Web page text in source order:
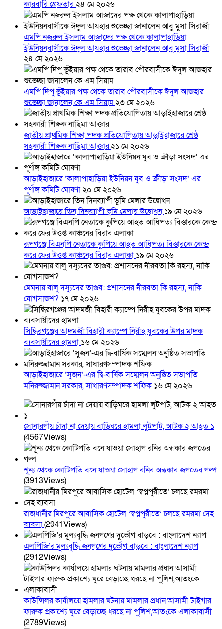
কারবারি গ্রেফতার২৪ মে ২০২৬
এমপি নজরুল ইসলাম আজাদের পক্ষ থেকে কালাপাহাড়িয়া
ইউনিয়নবাসীকে ঈদুল আযহার শুভেচ্ছা জানালেন আবু মুসা সিরাজী
২৪ মে ২০২৬
এমপি দিপু ভূঁইয়ার পক্ষ থেকে তারাব পৌরবাসীকে ঈদুল আজহার
শুভেচ্ছা জানালেন কে এম সিয়াম২৩ মে ২০২৬
জাতীয় প্রাথমিক শিক্ষা পদক প্রতিযোগিতায় আড়াইহাজারে শ্রেষ্ঠ
সহকারী শিক্ষক নাছিমা আক্তার২১ মে ২০২৬
আড়াইহাজারে ‘কালাপাহাড়িয়া ইউনিয়ন যুব ও ক্রীড়া সংসদ’ এর
পূর্ণাঙ্গ কমিটি ঘোষণা২০ মে ২০২৬
আড়াইহাজারে তিন দিনব্যাপী ভূমি মেলার উদ্বোধন১৯ মে ২০২৬
রূপগঞ্জে বিএনপি নেতাকে কুপিয়ে আহত আধিপত্য বিস্তারকে কেন্দ্র
করে ফের উত্তপ্ত কাঞ্চনের বিরাব এলাকা ১৯ মে ২০২৬
মেঘনায় বালু দস্যুদের তাণ্ডব: প্রশাসনের নীরবতা কি রহস্য, নাকি
যোগসাজশ? ১৭ মে ২০২৬
সিদ্ধিরগঞ্জের আদমজী বিহারী ক্যাম্পে নিরীহ যুবকের উপর মাদক
ব্যবসায়ীদের হামলা ১৬ মে ২০২৬
আড়াইহাজারে ‘সুজন’-এর দ্বি-বার্ষিক সম্মেলন অনুষ্ঠিত সভাপতি
মনিরুজ্জামান সরকার, সাধারণসম্পাদক শফিক ১৬ মে ২০২৬
সোনারগাঁয় চাঁদা না দেয়ায় বাড়িঘরে হামলা লুটপাট, আটক ২ আহত ১
(4567Views)
শূন্য থেকে কোটিপতি বনে যাওয়া সোহাগ রনির অন্ধকার জগতের গল্প
(3913Views)
রাজধানীর মিরপুরে আবাসিক হোটেল ‘স্বপ্নপুরীতে’ চলছে রমরমা দেহ
ব্যবসা(2941Views)
এলপিজি’র মূল্যবৃদ্ধি জনগণের দুর্ভোগ বাড়বে : বাংলাদেশ ন্যাপ
(2912Views)
কাউন্সিলর কার্যালয়ে হামলার ঘটনায় মামলার প্রধান আসামী টাইগার
ফারুক প্রকাশ্যে ঘুরে বেড়াচ্ছে ধরছে না পুলিশ,আতংকে এলাকাবাসী
(2789Views)